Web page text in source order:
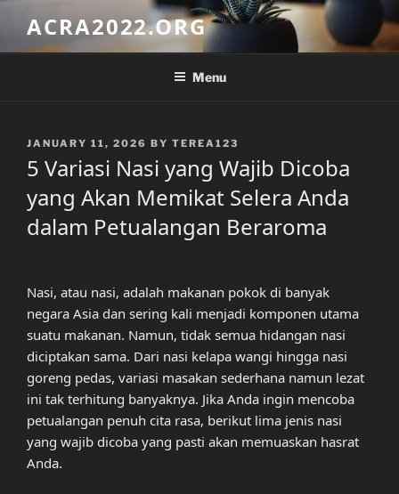
content
ACRA2022.ORG
Menu
POSTED
JANUARY 11, 2026 BY TEREA123
5 Variasi Nasi yang Wajib Dicoba
yang Akan Memikat Selera Anda
dalam Petualangan Beraroma
Nasi, atau nasi, adalah makanan pokok di banyak
negara Asia dan sering kali menjadi komponen utama
suatu makanan. Namun, tidak semua hidangan nasi
diciptakan sama. Dari nasi kelapa wangi hingga nasi
goreng pedas, variasi masakan sederhana namun lezat
ini tak terhitung banyaknya. Jika Anda ingin mencoba
petualangan penuh cita rasa, berikut lima jenis nasi
yang wajib dicoba yang pasti akan memuaskan hasrat
Anda.